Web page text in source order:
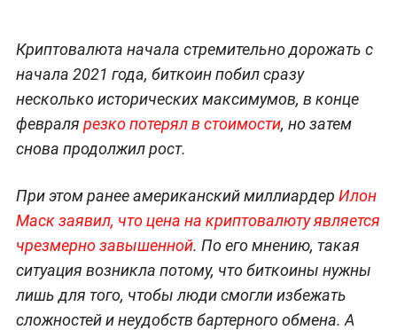
Криптовалюта начала стремительно дорожать с
начала 2021 года, биткоин побил сразу
несколько исторических максимумов, в конце
февраля резко потерял в стоимости, но затем
снова продолжил рост.
При этом ранее американский миллиардер Илон
Маск заявил, что цена на криптовалюту является
чрезмерно завышенной. По его мнению, такая
ситуация возникла потому, что биткоины нужны
лишь для того, чтобы люди смогли избежать
сложностей и неудобств бартерного обмена. А